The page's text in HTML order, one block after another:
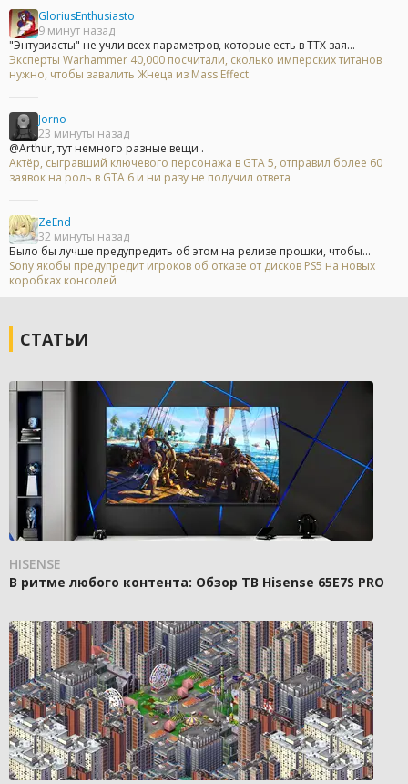
GloriusEnthusiasto
9 минут назад
"Энтузиасты" не учли всех параметров, которые есть в ТТХ зая...
Эксперты Warhammer 40,000 посчитали, сколько имперских титанов
нужно, чтобы завалить Жнеца из Mass Effect
Jorno
23 минуты назад
@Arthur, тут немного разные вещи .
Актёр, сыгравший ключевого персонажа в GTA 5, отправил более 60
заявок на роль в GTA 6 и ни разу не получил ответа
ZeEnd
32 минуты назад
Было бы лучше предупредить об этом на релизе прошки, чтобы...
Sony якобы предупредит игроков об отказе от дисков PS5 на новых
коробках консолей
СТАТЬИ
HISENSE
В ритме любого контента: Обзор ТВ Hisense 65E7S PRO